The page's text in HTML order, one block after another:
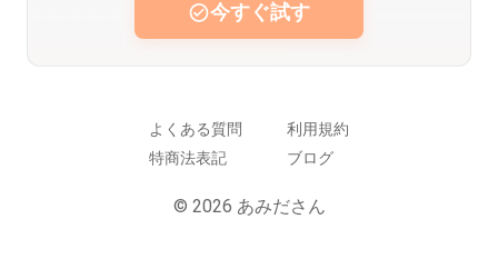
今すぐ試す
よくある質問
利用規約
特商法表記
ブログ
© 2026 あみださん